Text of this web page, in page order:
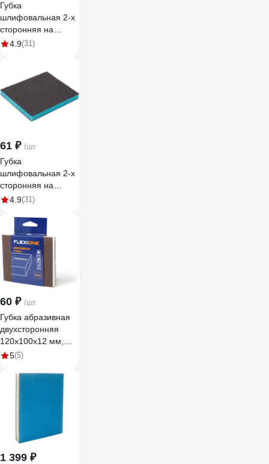
Губка
шлифовальная 2-х
сторонняя на
мягкой
Pads Blue
120x98x13 мм,
P120 Hanko sp-
pad_bl120981312
4.9(31)
61 ₽ /шт
Губка
шлифовальная 2-х
сторонняя на
мягкой
основе Sponge
Pads Blue
120x98x13 мм,
P240 Hanko sp-
pad_bl120981324
4.9(31)
60 ₽ /шт
Губка абразивная
двухсторонняя
120x100x12 мм,
Р220 Flexione
5(5)
1 399 ₽